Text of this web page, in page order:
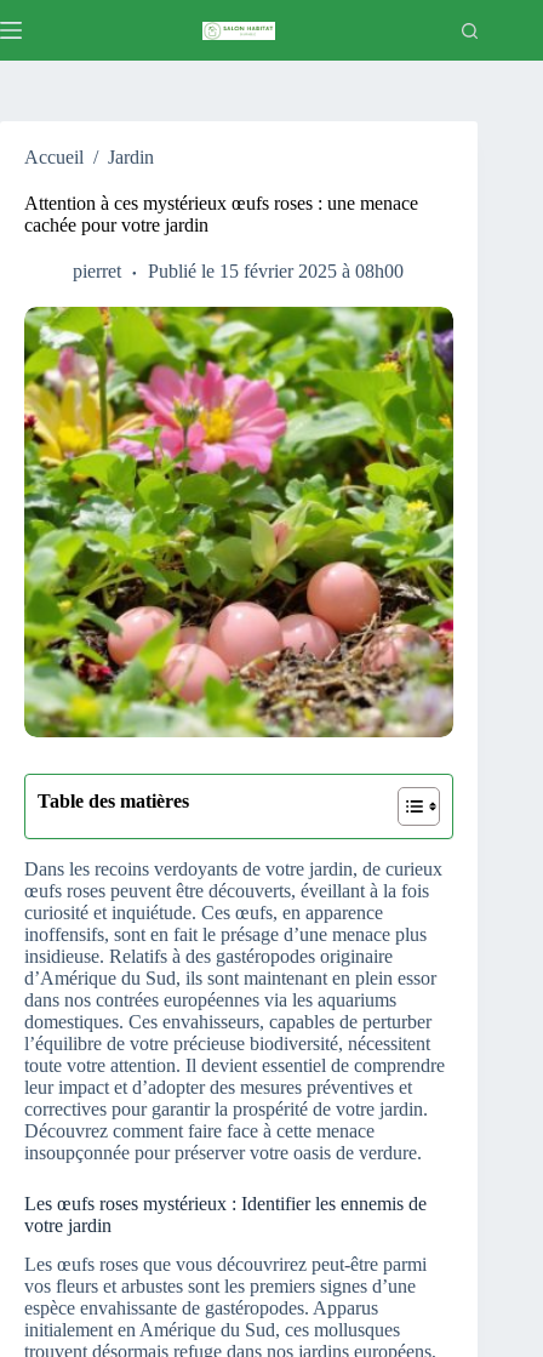
au
Accueil / Jardin
Attention à ces mystérieux œufs roses : une menace
cachée pour votre jardin
pierret Publié le 15 février 2025 à 08h00
Table des matières
Dans les recoins verdoyants de votre jardin, de curieux
œufs roses peuvent être découverts, éveillant à la fois
curiosité et inquiétude. Ces œufs, en apparence
inoffensifs, sont en fait le présage d’une menace plus
insidieuse. Relatifs à des gastéropodes originaire
d’Amérique du Sud, ils sont maintenant en plein essor
dans nos contrées européennes via les aquariums
domestiques. Ces envahisseurs, capables de perturber
l’équilibre de votre précieuse biodiversité, nécessitent
toute votre attention. Il devient essentiel de comprendre
leur impact et d’adopter des mesures préventives et
correctives pour garantir la prospérité de votre jardin.
Découvrez comment faire face à cette menace
insoupçonnée pour préserver votre oasis de verdure.
Les œufs roses mystérieux : Identifier les ennemis de
votre jardin
Les œufs roses que vous découvrirez peut-être parmi
vos fleurs et arbustes sont les premiers signes d’une
espèce envahissante de gastéropodes. Apparus
initialement en Amérique du Sud, ces mollusques
trouvent désormais refuge dans nos jardins européens,